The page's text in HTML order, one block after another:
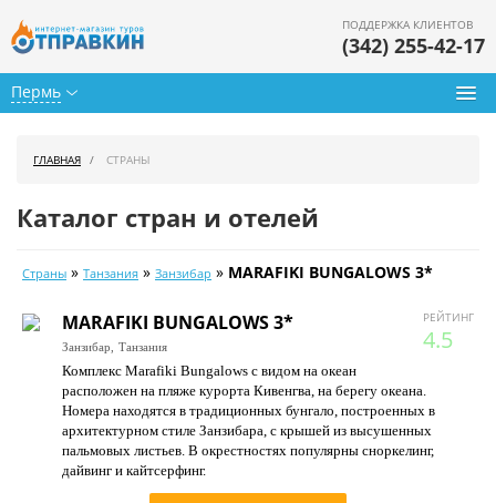
Пермь
ПОДДЕРЖКА КЛИЕНТОВ
(342) 255-42-17
Календарь туров
Цены дня
Страны
Как купить
О нас
ГЛАВНАЯ СТРАНЫ
Каталог стран и отелей
Страны » Танзания » Занзибар » MARAFIKI BUNGALOWS 3*
РЕЙТИНГ
4.5
MARAFIKI BUNGALOWS 3*
Занзибар, Танзания
Комплекс Marafiki Bungalows с видом на океан
расположен на пляже курорта Кивенгва, на берегу океана.
Номера находятся в традиционных бунгало, построенных в
архитектурном стиле Занзибара, с крышей из высушенных
пальмовых листьев. В окрестностях популярны сноркелинг,
дайвинг и кайтсерфинг.